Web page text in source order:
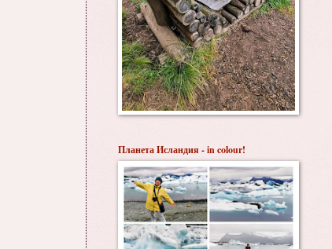
Планета Исландия - in colour!